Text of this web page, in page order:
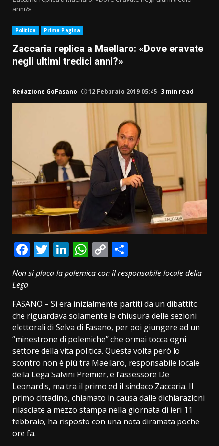
anni?»
Politica Prima Pagina
Zaccaria replica a Maellaro: «Dove eravate
negli ultimi tredici anni?»
Redazione GoFasano 12 Febbraio 2019 05:45 3 min read
Facebook
Twitter
LinkedIn
WhatsApp
Copy
Link
Non si placa la polemica con il responsabile locale della
Lega
FASANO – Si era inizialmente partiti da un dibattito
che riguardava solamente la chiusura delle sezioni
elettorali di Selva di Fasano, per poi giungere ad un
“minestrone di polemiche” che ormai tocca ogni
settore della vita politica. Questa volta però lo
scontro non è più tra Maellaro, responsabile locale
della Lega Salvini Premier, e l’assessore De
Leonardis, ma tra il primo ed il sindaco Zaccaria. Il
primo cittadino, chiamato in causa dalle dichiarazioni
rilasciate a mezzo stampa nella giornata di ieri 11
febbraio, ha risposto con una nota diramata poche
ore fa.